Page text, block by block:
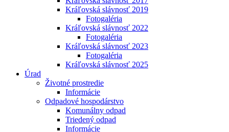
Kráľovská slávnosť 2019
Fotogaléria
Kráľovská slávnosť 2022
Fotogaléria
Kráľovská slávnosť 2023
Fotogaléria
Kráľovská slávnosť 2025
Úrad
Životné prostredie
Informácie
Odpadové hospodárstvo
Komunálny odpad
Triedený odpad
Informácie